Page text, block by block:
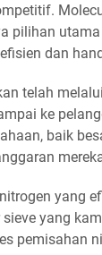
pilihan
dan
telah
ke
baik
yang
yang
pemisahan